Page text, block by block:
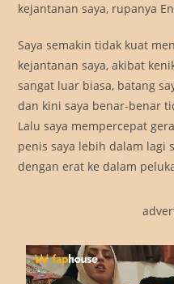
kejantanan saya, rupanya
Saya semakin tidak kuat
kejantanan saya, akibat
sangat luar biasa, batang
dan kini saya benar-benar
Lalu saya mempercepat
penis saya lebih dalam lagi
dengan erat ke dalam